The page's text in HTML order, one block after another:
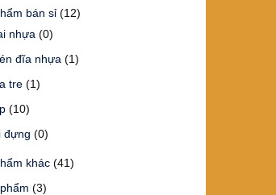
bán sỉ (12)
nhựa (0)
đĩa nhựa (1)
tre (1)
(10)
đựng (0)
khác (41)
(3)